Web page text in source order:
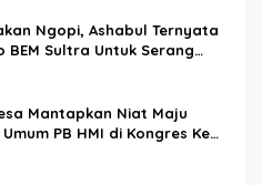
Ngopi, Ashabul Ternyata
BEM Sultra Untuk Serang
Mantapkan Niat Maju
PB HMI di Kongres Ke